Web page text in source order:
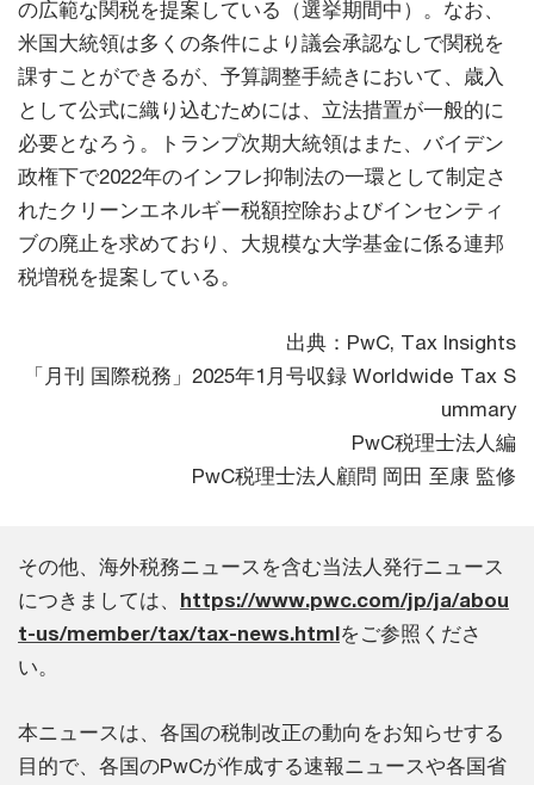
の広範な関税を提案している（選挙期間中）。なお、
米国大統領は多くの条件により議会承認なしで関税を
課すことができるが、予算調整手続きにおいて、歳入
として公式に織り込むためには、立法措置が一般的に
必要となろう。トランプ次期大統領はまた、バイデン
政権下で2022年のインフレ抑制法の一環として制定さ
れたクリーンエネルギー税額控除およびインセンティ
ブの廃止を求めており、大規模な大学基金に係る連邦
税増税を提案している。
出典：PwC, Tax Insights
「月刊 国際税務」2025年1月号収録 Worldwide Tax S
ummary
PwC税理士法人編
PwC税理士法人顧問 岡田 至康 監修
その他、海外税務ニュースを含む当法人発行ニュース
につきましては、 https://www.pwc.com/jp/ja/abou
t-us/member/tax/tax-news.htmlをご参照くださ
い。
本ニュースは、各国の税制改正の動向をお知らせする
目的で、各国のPwCが作成する速報ニュースや各国省